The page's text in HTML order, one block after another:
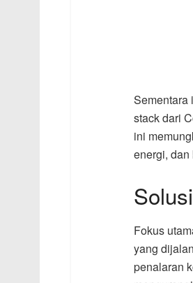
Sementara
stack dari
ini
energi, dan
Fokus
yang
penalaran